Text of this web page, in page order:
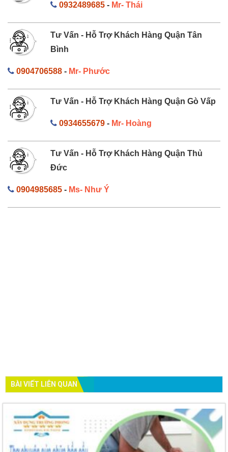
0932489685- Mr- Thái
Tư Vấn - Hỗ Trợ Khách Hàng Quận Tân
Bình
0904706588 - Mr- Phước
Tư Vấn - Hỗ Trợ Khách Hàng Quận Gò Vấp
0934655679- Mr- Hoàng
Tư Vấn - Hỗ Trợ Khách Hàng Quận Thủ
Đức
0904985685 - Ms- Như Ý
BÀI VIẾT LIÊN QUAN